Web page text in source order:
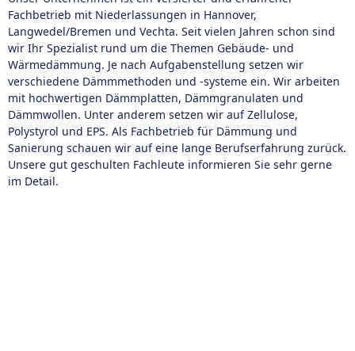
Fachbetrieb mit Niederlassungen in Hannover,
Langwedel/Bremen und Vechta. Seit vielen Jahren schon sind
wir Ihr Spezialist rund um die Themen Gebäude- und
Wärmedämmung. Je nach Aufgabenstellung setzen wir
verschiedene Dämmmethoden und -systeme ein. Wir arbeiten
mit hochwertigen Dämmplatten, Dämmgranulaten und
Dämmwollen. Unter anderem setzen wir auf Zellulose,
Polystyrol und EPS. Als Fachbetrieb für Dämmung und
Sanierung schauen wir auf eine lange Berufserfahrung zurück.
Unsere gut geschulten Fachleute informieren Sie sehr gerne
im Detail.